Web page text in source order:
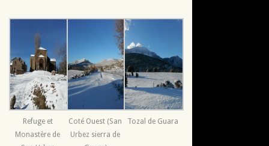
Refuge et
Monastère de
Coté Ouest (San
Urbez sierra de
Tozal de Guara